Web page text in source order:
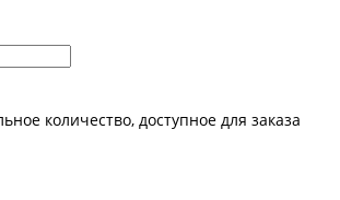
количество, доступное для заказа